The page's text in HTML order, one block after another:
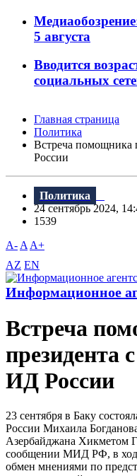
5 августа
Вводится
социальных
Главная страница
Политика
Встреча помощника
России
Политика
24 сентябрь 2024,
1539
A- A A+
AZ EN
Информационное
Встреча
президента
ИД России
23 сентября в Баку
России Михаила
Азербайджана Хикметом
сообщении МИД РФ, в
обмен мнениями по